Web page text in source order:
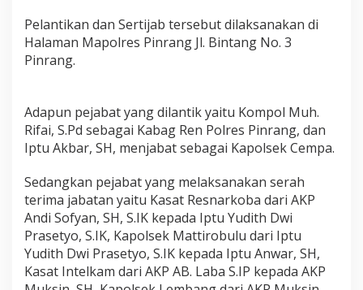
m
p
a
n
i
k
a
n
P
j
a
Pelantikan dan Sertijab tersebut dilaksanakan di
Halaman Mapolres Pinrang Jl. Bintang No. 3
Pinrang.
Adapun pejabat yang dilantik yaitu Kompol Muh.
Rifai, S.Pd sebagai Kabag Ren Polres Pinrang, dan
Iptu Akbar, SH, menjabat sebagai Kapolsek Cempa.
Sedangkan pejabat yang melaksanakan serah
terima jabatan yaitu Kasat Resnarkoba dari AKP
Andi Sofyan, SH, S.IK kepada Iptu Yudith Dwi
Prasetyo, S.IK, Kapolsek Mattirobulu dari Iptu
Yudith Dwi Prasetyo, S.IK kepada Iptu Anwar, SH,
Kasat Intelkam dari AKP AB. Laba S.IP kepada AKP